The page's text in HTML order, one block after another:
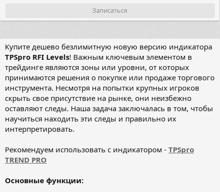
Записаться
Купите дешево безлимитную новую версию индикатора
TPSpro RFI Levels! Важным ключевым элементом в
трейдинге являются зоны или уровни, от которых
принимаются решения о покупке или продаже торгового
инструмента. Несмотря на попытки крупных игроков
скрыть свое присутствие на рынке, они неизбежно
оставляют следы. Наша задача заключалась в том, чтобы
научиться находить эти следы и правильно их
интерпретировать.
Рекомендуем использовать с индикатором - TPSpro
TREND PRO
Основные функции: